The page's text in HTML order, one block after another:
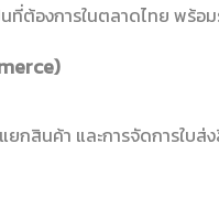
ที่ต้องการในตลาดไทย พร้อม
ยกสินค้า และการจัดการใบ